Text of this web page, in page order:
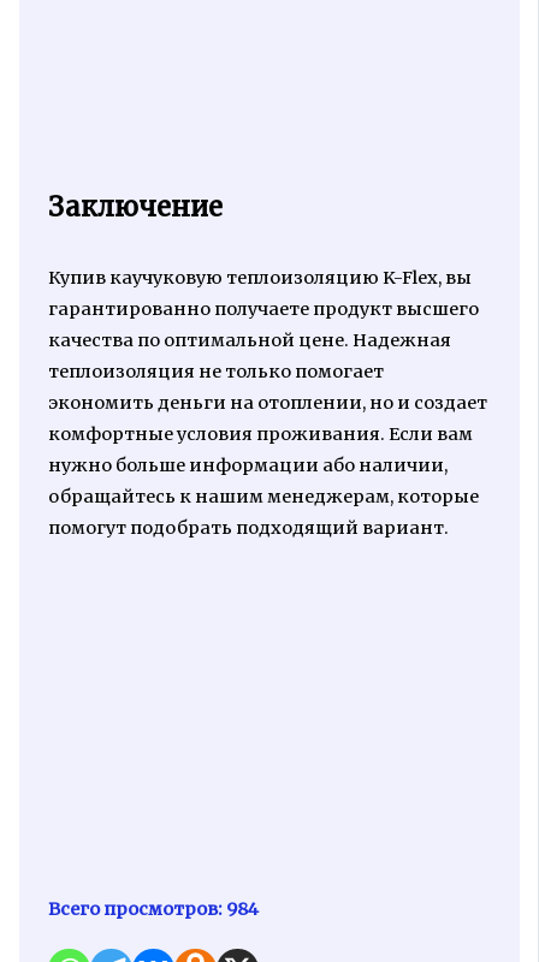
Заключение
Купив каучуковую теплоизоляцию K-Flex, вы
гарантированно получаете продукт высшего
качества по оптимальной цене. Надежная
теплоизоляция не только помогает
экономить деньги на отоплении, но и создает
комфортные условия проживания. Если вам
нужно больше информации або наличии,
обращайтесь к нашим менеджерам, которые
помогут подобрать подходящий вариант.
Всего просмотров: 984